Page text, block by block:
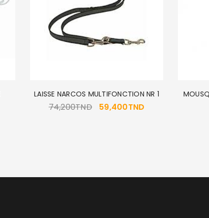
LAISSE NARCOS MULTIFONCTION NR 1
74,200TND 59,400TND